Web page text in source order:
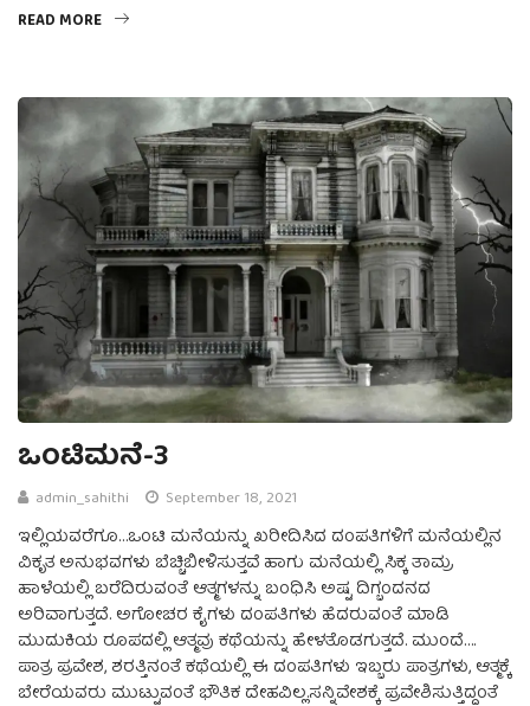
READ MORE
ಒಂಟಿಮನೆ-3
admin_sahithi September 18, 2021
ಇಲ್ಲಿಯವರೆಗೂ…ಒಂಟಿ ಮನೆಯನ್ನು ಖರೀದಿಸಿದ ದಂಪತಿಗಳಿಗೆ ಮನೆಯಲ್ಲಿನ
ವಿಕೃತ ಅನುಭವಗಳು ಬೆಚ್ಚಿಬೀಳಿಸುತ್ತವೆ ಹಾಗು ಮನೆಯಲ್ಲಿ ಸಿಕ್ಕ ತಾಮ್ರ
ಹಾಳೆಯಲ್ಲಿ ಬರೆದಿರುವಂತೆ ಆತ್ಮಗಳನ್ನು ಬಂಧಿಸಿ ಅಷ್ಟ ದಿಗ್ಬಂದನದ
ಅರಿವಾಗುತ್ತದೆ. ಅಗೋಚರ ಕೈಗಳು ದಂಪತಿಗಳು ಹೆದರುವಂತೆ ಮಾಡಿ
ಮುದುಕಿಯ ರೂಪದಲ್ಲಿ ಆತ್ಮವು ಕಥೆಯನ್ನು ಹೇಳತೊಡಗುತ್ತದೆ. ಮುಂದೆ….
ಪಾತ್ರ ಪ್ರವೇಶ, ಶರತ್ತಿನಂತೆ ಕಥೆಯಲ್ಲಿ ಈ ದಂಪತಿಗಳು ಇಬ್ಬರು ಪಾತ್ರಗಳು, ಆತ್ಮಕ್ಕೆ
ಬೇರೆಯವರು ಮುಟ್ಟುವಂತೆ ಭೌತಿಕ ದೇಹವಿಲ್ಲ.ಸನ್ನಿವೇಶಕ್ಕೆ ಪ್ರವೇಶಿಸುತ್ತಿದ್ದಂತೆ